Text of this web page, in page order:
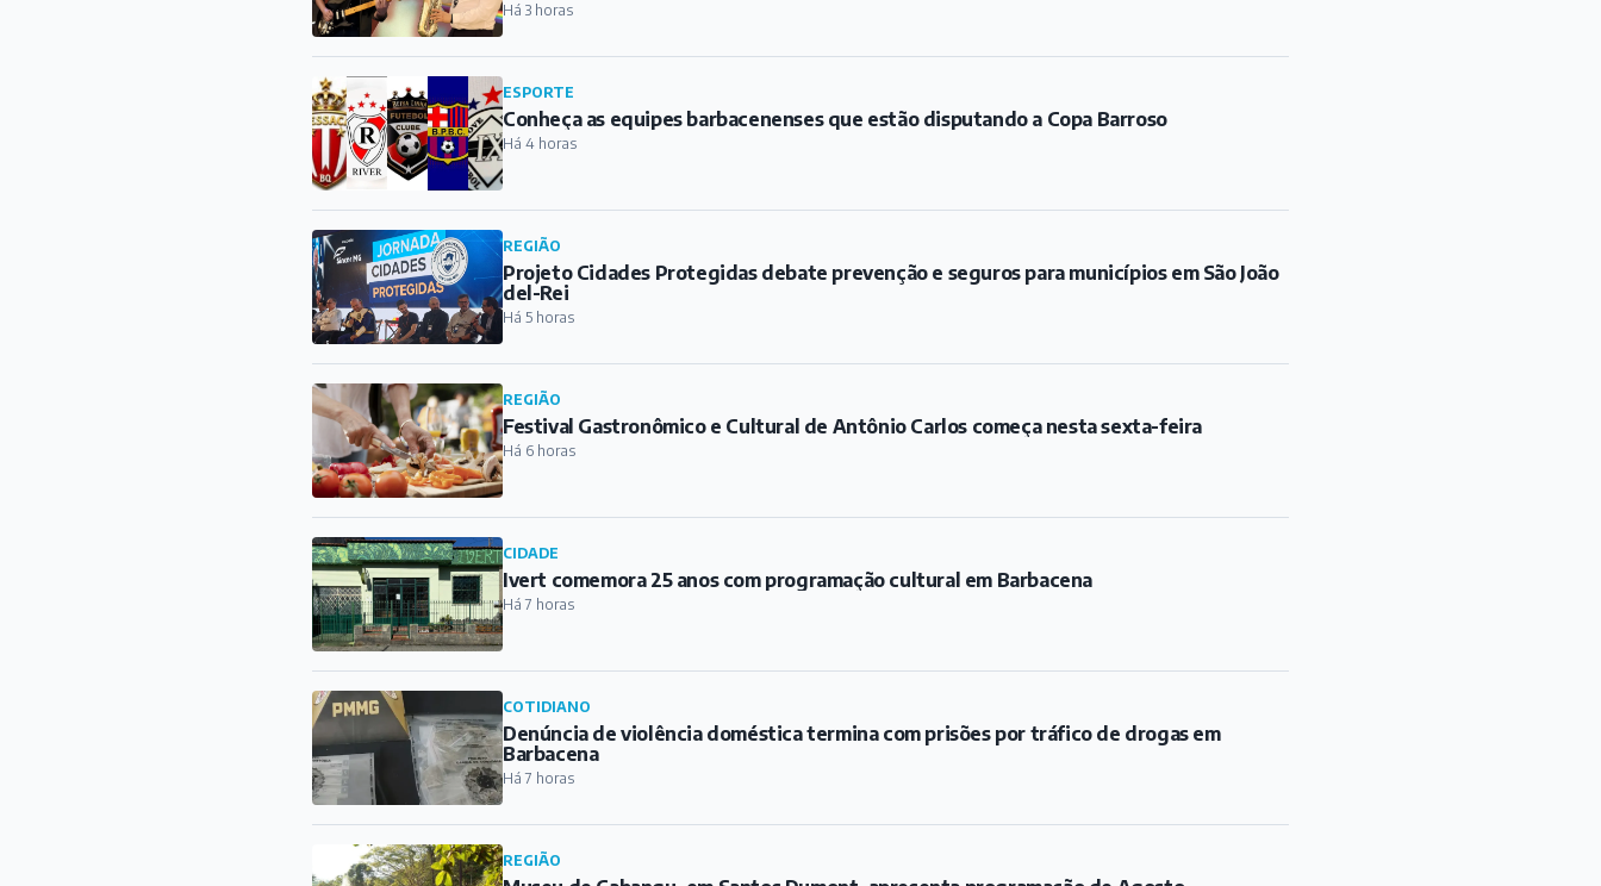
Há 3 horas
ESPORTE
Conheça as equipes barbacenenses que estão disputando a Copa Barroso
Há 4 horas
REGIÃO
Projeto Cidades Protegidas debate prevenção e seguros para municípios em São João
del-Rei
Há 5 horas
REGIÃO
Festival Gastronômico e Cultural de Antônio Carlos começa nesta sexta-feira
Há 6 horas
CIDADE
Ivert comemora 25 anos com programação cultural em Barbacena
Há 7 horas
COTIDIANO
Denúncia de violência doméstica termina com prisões por tráfico de drogas em
Barbacena
Há 7 horas
REGIÃO